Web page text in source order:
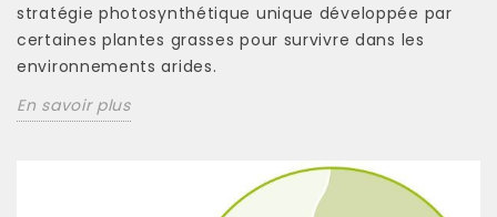
stratégie photosynthétique unique développée par
certaines plantes grasses pour survivre dans les
environnements arides.
En savoir plus